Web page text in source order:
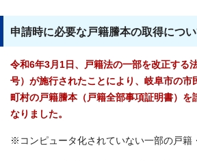
申請時に必要な戸籍謄本の取得につ
令和6年3月1日、戸籍法の一部を改正する
号）が施行されたことにより、岐阜市の市
町村の戸籍謄本（戸籍全部事項証明書）を
なりました。
※コンピュータ化されていない一部の戸籍